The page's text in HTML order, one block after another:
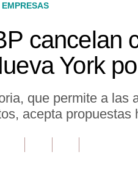
EMPRESAS
cancelan
York
que permite a las
acepta